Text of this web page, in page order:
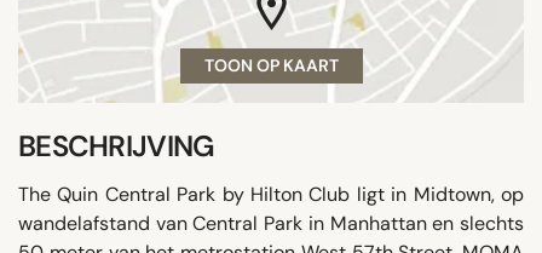
TOON OP KAART
BESCHRIJVING
The Quin Central Park by Hilton Club ligt in Midtown, op
wandelafstand van Central Park in Manhattan en slechts